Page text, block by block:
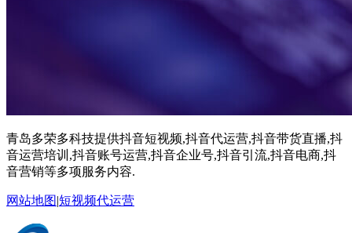
青岛多荣多科技提供抖音短视频,抖音代运营,抖音带货直播,抖
音运营培训,抖音账号运营,抖音企业号,抖音引流,抖音电商,抖
音营销等多项服务内容.
网站地图|短视频代运营